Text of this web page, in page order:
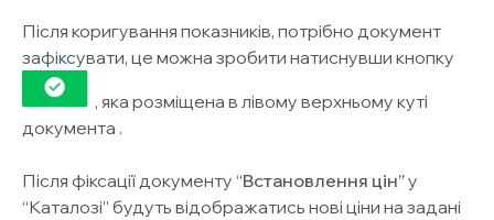
Після коригування показників, потрібно документ
зафіксувати, це можна зробити натиснувши кнопку
, яка розміщена в лівому верхньому куті
документа .
Після фіксації документу “Встановлення цін”у
“Каталозі” будуть відображатись нові ціни на задані